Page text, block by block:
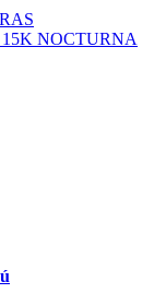
NOCTURNA